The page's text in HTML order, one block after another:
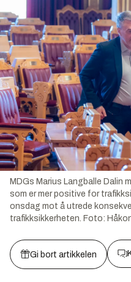
MDGs Marius Langballe Dalin
som er mer positive for
onsdag mot å utrede
trafikksikkerheten. Foto:
Gi bort artikkelen